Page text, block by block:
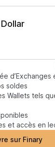
d’Exchanges
soldes
Wallets tels
et accès en
sur Finary